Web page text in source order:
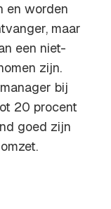
en worden
maar
een niet-
zijn.
bij
20 procent
goed zijn